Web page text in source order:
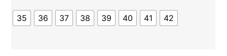
35 36 37 38 39 40 41 42